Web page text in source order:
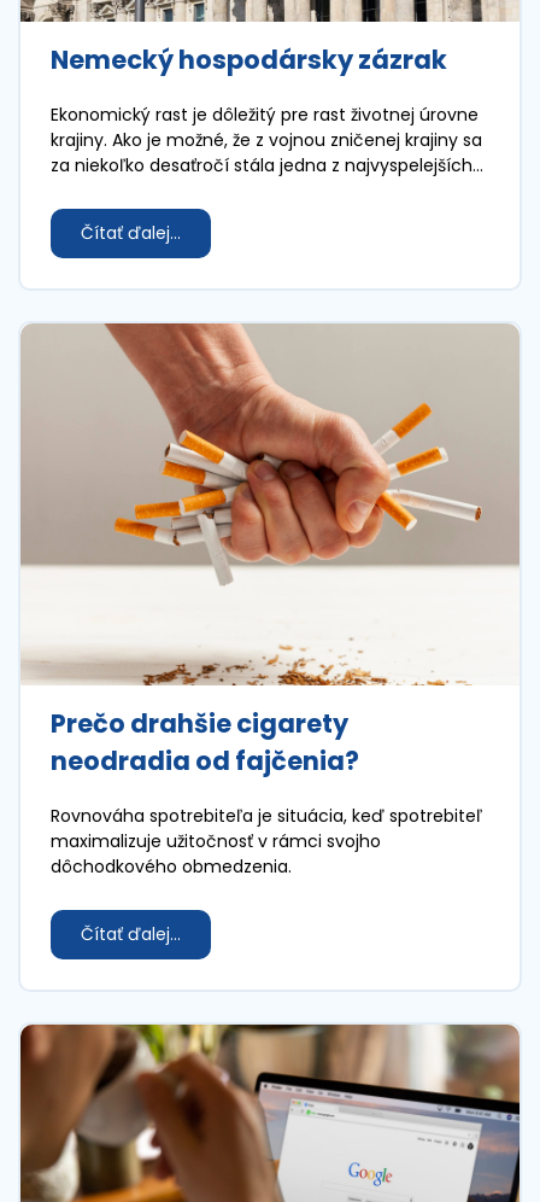
Nemecký hospodársky zázrak
Ekonomický rast je dôležitý pre rast životnej úrovne
krajiny. Ako je možné, že z vojnou zničenej krajiny sa
za niekoľko desaťročí stála jedna z najvyspelejších
Čítať ďalej...
Prečo drahšie cigarety
neodradia od fajčenia?
Rovnováha spotrebiteľa je situácia, keď spotrebiteľ
maximalizuje užitočnosť v rámci svojho
dôchodkového obmedzenia.
Čítať ďalej...